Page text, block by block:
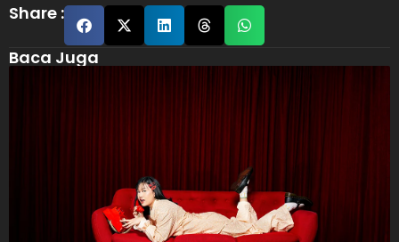
Share :
Baca Juga